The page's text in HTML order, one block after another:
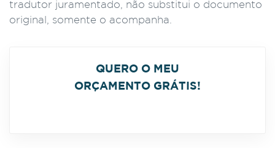
tradutor juramentado, não substitui o documento
original, somente o acompanha.
QUERO O MEU
ORÇAMENTO GRÁTIS!